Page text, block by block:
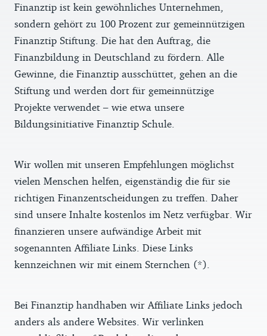
Finanztip ist kein gewöhnliches Unternehmen,
sondern gehört zu 100 Prozent zur gemeinnützigen
Finanztip Stiftung. Die hat den Auftrag, die
Finanzbildung in Deutschland zu fördern. Alle
Gewinne, die Finanztip ausschüttet, gehen an die
Stiftung und werden dort für gemeinnützige
Projekte verwendet – wie etwa unsere
Bildungsinitiative Finanztip Schule.
Wir wollen mit unseren Empfehlungen möglichst
vielen Menschen helfen, eigenständig die für sie
richtigen Finanzentscheidungen zu treffen. Daher
sind unsere Inhalte kostenlos im Netz verfügbar. Wir
finanzieren unsere aufwändige Arbeit mit
sogenannten Affiliate Links. Diese Links
kennzeichnen wir mit einem Sternchen (*).
Bei Finanztip handhaben wir Affiliate Links jedoch
anders als andere Websites. Wir verlinken